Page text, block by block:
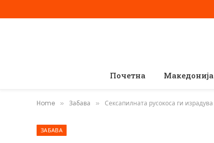
Почетна Македонија
Home » Забава » Сексапилната русокоса ги
ЗАБАВА